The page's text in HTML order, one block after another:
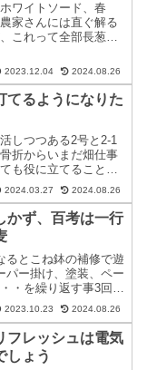
ワイトソード、春
家さんには直ぐ解る
これって全部長葱の
って、名前を出した
される根深ネギの名
ゃんばあ...
2023.12.04 2024.08.26
てるようになりた
しつつある2号と2-1
折からいまだ畑仕事
も役に立てることは
蜂の待ち箱を確認す
無かったこの日は、
てら少し離れた山近
し...
2024.03.27 2024.08.26
かず、百考は一行
るとこね鉢の補修で遊
パー掛け、塗装、ペー
・を繰り返す事3回、
なって来たところ。
進めていた麺を打つ
補修も同様に、なん
...
2023.10.23 2024.08.26
フレッシュは電気
しょう